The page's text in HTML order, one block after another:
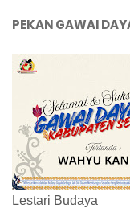
PEKAN GAWAI
Lestari Budaya